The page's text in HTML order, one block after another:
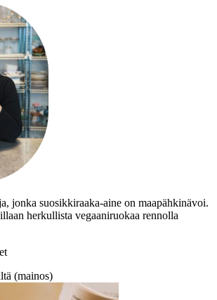
jonka suosikkiraaka-aine on maapähkinävoi.
herkullista vegaaniruokaa rennolla
(mainos)